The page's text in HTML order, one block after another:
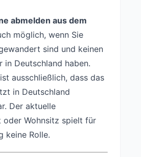
abmelden aus dem
möglich, wenn Sie
sind und keinen
in Deutschland haben.
ausschließlich, dass das
in Deutschland
Der aktuelle
Wohnsitz spielt für
keine Rolle.